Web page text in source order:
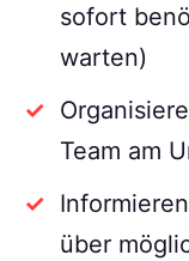
sofort
warten)
Team am
über